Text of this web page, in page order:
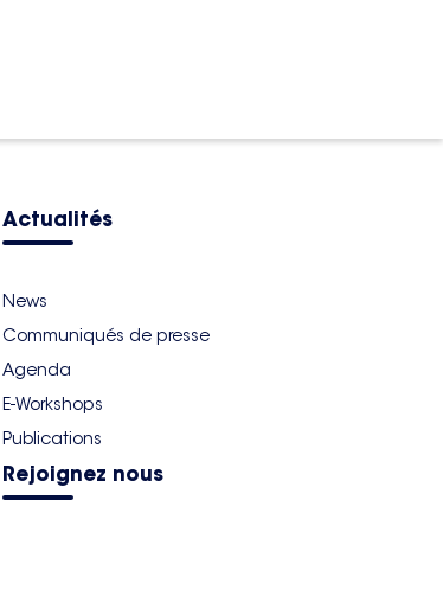
Actualités
News
Communiqués de presse
Agenda
E-Workshops
Publications
Rejoignez nous